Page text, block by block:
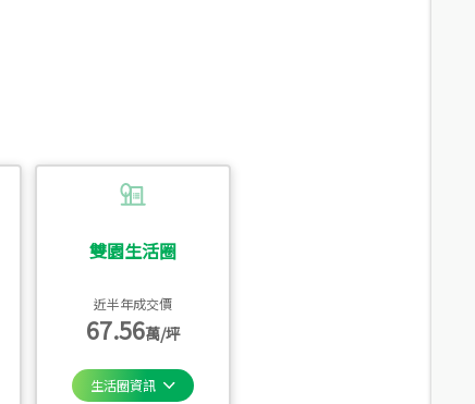
雙園生活圈
近半年成交價
67.56萬/坪
生活圈資訊